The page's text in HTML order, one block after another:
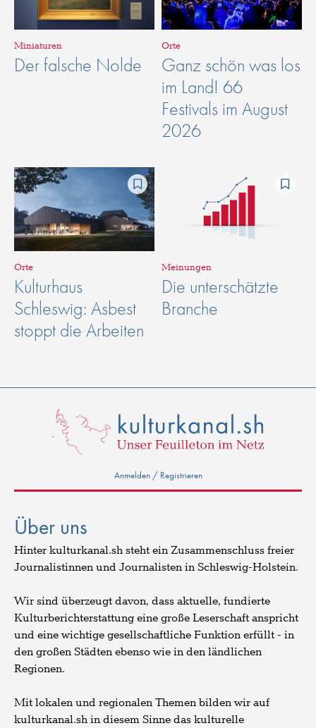
Miniaturen
Der falsche Nolde
Orte
Ganz schön was los
im Land! 66
Festivals im August
2026
Orte
Kulturhaus
Schleswig: Asbest
stoppt die Arbeiten
Meinungen
Die unterschätzte
Branche
Anmelden / Registrieren
Über uns
Hinter kulturkanal.sh steht ein Zusammenschluss freier
Journalistinnen und Journalisten in Schleswig-Holstein.
Wir sind überzeugt davon, dass aktuelle, fundierte
Kulturberichterstattung eine große Leserschaft anspricht
und eine wichtige gesellschaftliche Funktion erfüllt - in
den großen Städten ebenso wie in den ländlichen
Regionen.
Mit lokalen und regionalen Themen bilden wir auf
kulturkanal.sh in diesem Sinne das kulturelle